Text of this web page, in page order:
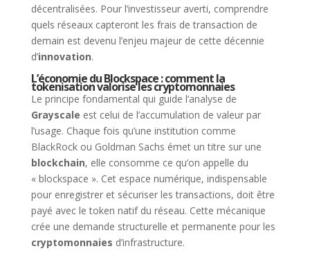
décentralisées. Pour l’investisseur averti, comprendre
quels réseaux capteront les frais de transaction de
demain est devenu l’enjeu majeur de cette décennie
d’innovation.
L’économie du Blockspace : comment la
tokenisation valorise les cryptomonnaies
Le principe fondamental qui guide l’analyse de
Grayscale est celui de l’accumulation de valeur par
l’usage. Chaque fois qu’une institution comme
BlackRock ou Goldman Sachs émet un titre sur une
blockchain, elle consomme ce qu’on appelle du
« blockspace ». Cet espace numérique, indispensable
pour enregistrer et sécuriser les transactions, doit être
payé avec le token natif du réseau. Cette mécanique
crée une demande structurelle et permanente pour les
cryptomonnaies d’infrastructure.